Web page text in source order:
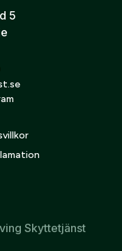
5
Skyttetjänst